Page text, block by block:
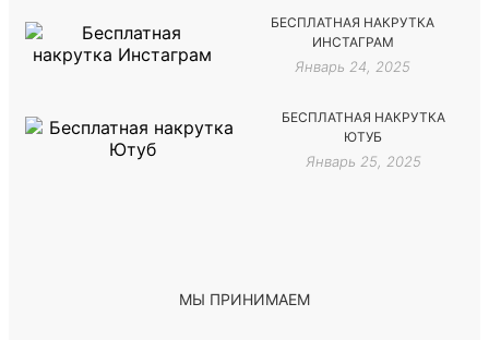
БЕСПЛАТНАЯ НАКРУТКА
ИНСТАГРАМ
Январь 24, 2025
БЕСПЛАТНАЯ НАКРУТКА
ЮТУБ
Январь 25, 2025
МЫ ПРИНИМАЕМ